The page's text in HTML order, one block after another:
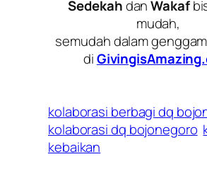
SedekahdanWakaf
mudah,
semudah dalam
di
kolaborasi berbagi dq
kolaborasi dq bojonegoro
kebaikan